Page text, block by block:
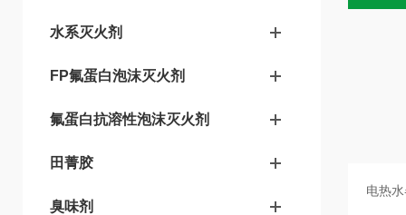
水系灭火剂
FP氟蛋白泡沫灭火剂
氟蛋白抗溶性泡沫灭火剂
田菁胶
臭味剂